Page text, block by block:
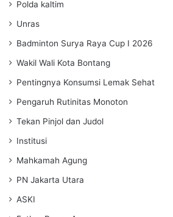
Polda kaltim
Unras
Badminton Surya Raya Cup I 2026
Wakil Wali Kota Bontang
Pentingnya Konsumsi Lemak Sehat
Pengaruh Rutinitas Monoton
Tekan Pinjol dan Judol
Institusi
Mahkamah Agung
PN Jakarta Utara
ASKI